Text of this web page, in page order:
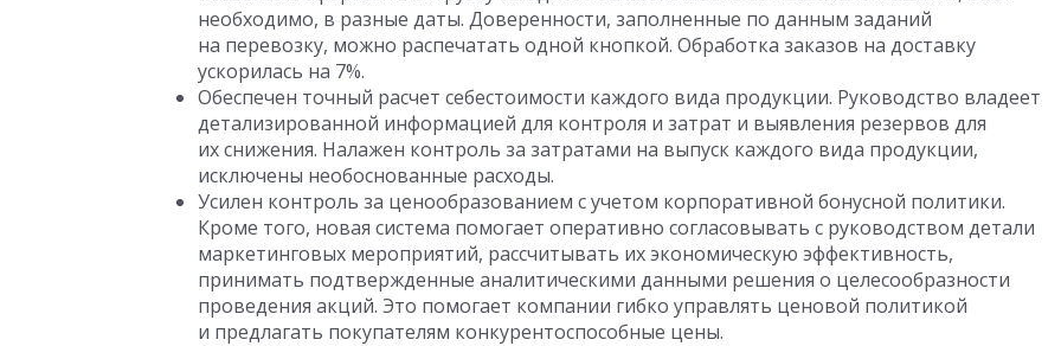
необходимо, в разные даты. Доверенности, заполненные по данным заданий
на перевозку, можно распечатать одной кнопкой. Обработка заказов на доставку
ускорилась на 7%.
Обеспечен точный расчет себестоимости каждого вида продукции. Руководство владеет
детализированной информацией для контроля и затрат и выявления резервов для
их снижения. Налажен контроль за затратами на выпуск каждого вида продукции,
исключены необоснованные расходы.
Усилен контроль за ценообразованием с учетом корпоративной бонусной политики.
Кроме того, новая система помогает оперативно согласовывать с руководством детали
маркетинговых мероприятий, рассчитывать их экономическую эффективность,
принимать подтвержденные аналитическими данными решения о целесообразности
проведения акций. Это помогает компании гибко управлять ценовой политикой
и предлагать покупателям конкурентоспособные цены.